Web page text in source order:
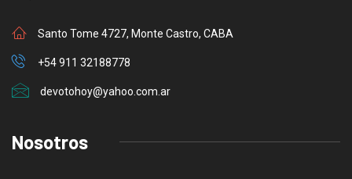
Santo Tome 4727, Monte Castro, CABA
+54 911 32188778
devotohoy@yahoo.com.ar
Nosotros